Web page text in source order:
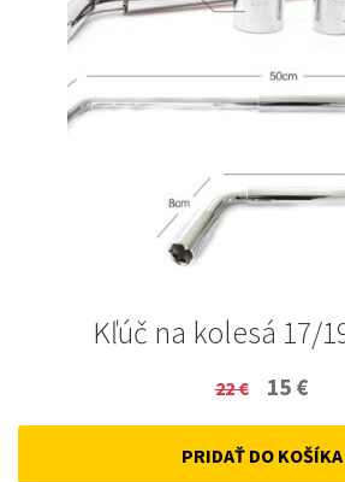
Kľúč na kolesá 17/
22€
Original
price
was:
15 €
is:
PRIDAŤ DO KOŠÍKA